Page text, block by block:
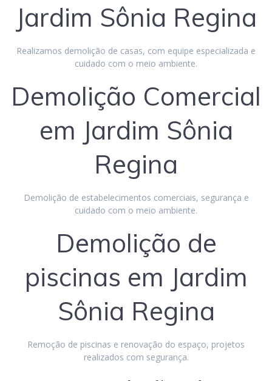
Jardim Sônia Regina
Realizamos demolição de casas, com equipe especializada e
cuidado com o meio ambiente.
Demolição Comercial
em Jardim Sônia
Regina
Demolição de estabelecimentos comerciais, segurança e
cuidado com o meio ambiente.
Demolição de
piscinas em Jardim
Sônia Regina
Remoção de piscinas e renovação do espaço, projetos
realizados com segurança.